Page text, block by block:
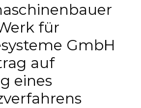
für
GmbH
auf
eines